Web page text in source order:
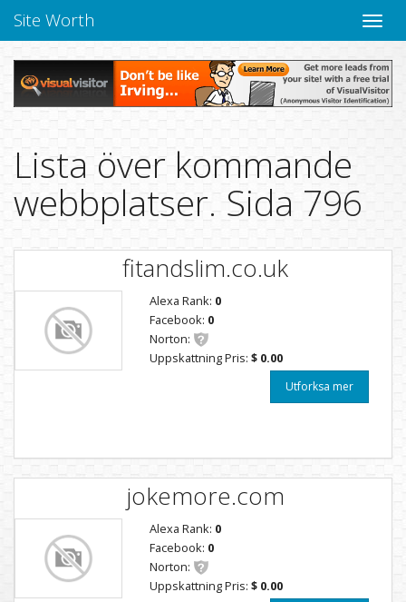
Toggle
Site Worth
Lista över kommande
webbplatser. Sida 796
fitandslim.co.uk
Alexa Rank: 0
Facebook: 0
Norton:
Uppskattning Pris: $ 0.00
Utforksa mer
jokemore.com
Alexa Rank: 0
Facebook: 0
Norton:
Uppskattning Pris: $ 0.00